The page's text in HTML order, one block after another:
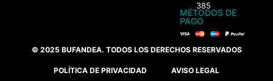
385
MÉTODOS DE
PAGO
© 2025 BUFANDEA. TODOS LOS DERECHOS RESERVADOS
POLÍTICA DE PRIVACIDAD AVISO LEGAL